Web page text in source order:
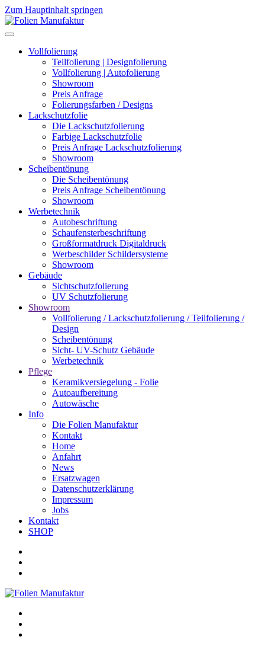
Zum Hauptinhalt springen
Vollfolierung
Teilfolierung | Designfolierung
Vollfolierung | Autofolierung
Showroom
Preis Anfrage
Folierungsfarben / Designs
Lackschutzfolie
Die Lackschutzfolierung
Farbige Lackschutzfolie
Preis Anfrage Lackschutzfolierung
Showroom
Scheibentönung
Die Scheibentönung
Preis Anfrage Scheibentönung
Showroom
Werbetechnik
Autobeschriftung
Schaufensterbeschriftung
Großformatdruck Digitaldruck
Werbeschilder Schildersysteme
Showroom
Gebäude
Sichtschutzfolierung
UV Schutzfolierung
Showroom
Vollfolierung / Lackschutzfolierung / Teilfolierung /
Design
Scheibentönung
Sicht- UV-Schutz Gebäude
Werbetechnik
Pflege
Keramikversiegelung - Folie
Autoaufbereitung
Autowäsche
Info
Die Folien Manufaktur
Kontakt
Home
Anfahrt
News
Ersatzwagen
Datenschutzerklärung
Impressum
Jobs
Kontakt
SHOP